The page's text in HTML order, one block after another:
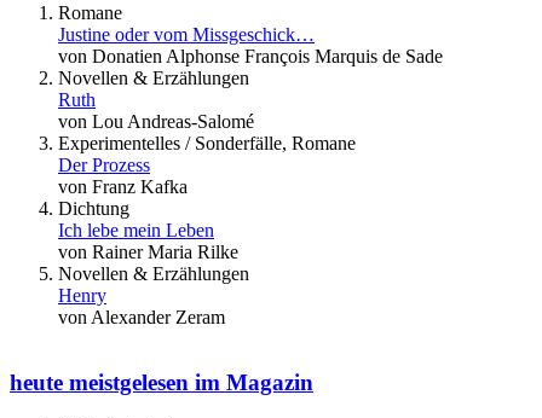
Romane
Justine oder vom Missgeschick…
von Donatien Alphonse François Marquis de Sade
Novellen & Erzählungen
Ruth
von Lou Andreas-Salomé
Experimentelles / Sonderfälle, Romane
Der Prozess
von Franz Kafka
Dichtung
Ich lebe mein Leben
von Rainer Maria Rilke
Novellen & Erzählungen
Henry
von Alexander Zeram
heute meistgelesen im Magazin